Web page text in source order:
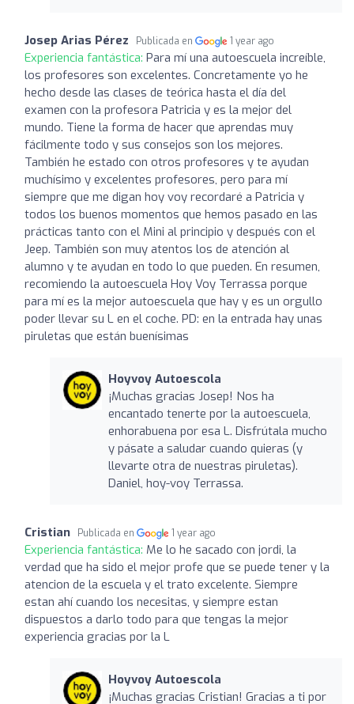
Josep Arias Pérez Publicada en 1 year ago
Experiencia fantástica: Para mí una autoescuela increíble,
los profesores son excelentes. Concretamente yo he
hecho desde las clases de teórica hasta el día del
examen con la profesora Patricia y es la mejor del
mundo. Tiene la forma de hacer que aprendas muy
fácilmente todo y sus consejos son los mejores.
También he estado con otros profesores y te ayudan
muchísimo y excelentes profesores, pero para mí
siempre que me digan hoy voy recordaré a Patricia y
todos los buenos momentos que hemos pasado en las
prácticas tanto con el Mini al principio y después con el
Jeep. También son muy atentos los de atención al
alumno y te ayudan en todo lo que pueden. En resumen,
recomiendo la autoescuela Hoy Voy Terrassa porque
para mí es la mejor autoescuela que hay y es un orgullo
poder llevar su L en el coche. PD: en la entrada hay unas
piruletas que están buenísimas
Hoyvoy Autoescola
¡Muchas gracias Josep! Nos ha
encantado tenerte por la autoescuela,
enhorabuena por esa L. Disfrútala mucho
y pásate a saludar cuando quieras (y
llevarte otra de nuestras piruletas).
Daniel, hoy-voy Terrassa.
Cristian Publicada en 1 year ago
Experiencia fantástica: Me lo he sacado con jordi, la
verdad que ha sido el mejor profe que se puede tener y la
atencion de la escuela y el trato excelente. Siempre
estan ahí cuando los necesitas, y siempre estan
dispuestos a darlo todo para que tengas la mejor
experiencia gracias por la L
Hoyvoy Autoescola
¡Muchas gracias Cristian! Gracias a ti por